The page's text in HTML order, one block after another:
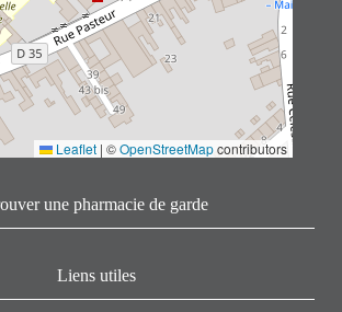
Leaflet | ©OpenStreetMapcontributors
une pharmacie de garde
Liens utiles